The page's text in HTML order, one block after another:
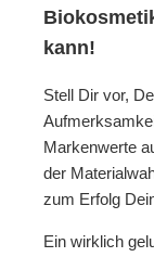
kann!
Stell Dir vor,
Markenwerte
der
zum Erfolg
Ein wirklich